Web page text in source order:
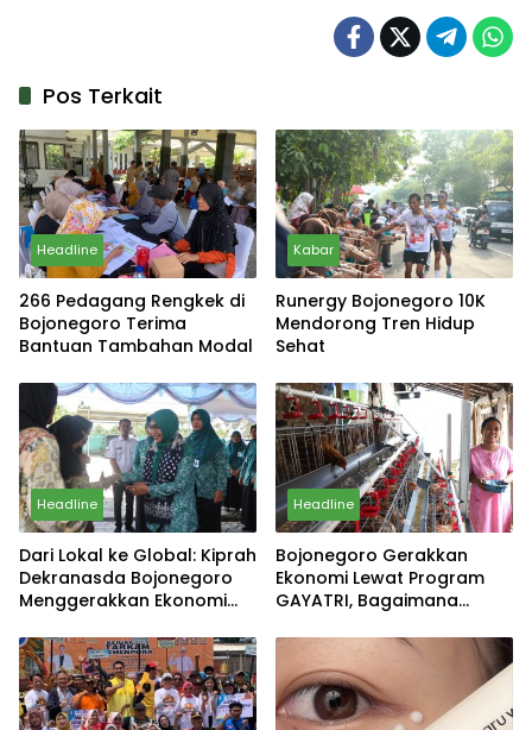
Pos Terkait
Headline
266 Pedagang Rengkek di
Bojonegoro Terima
Bantuan Tambahan Modal
Kabar
Runergy Bojonegoro 10K
Mendorong Tren Hidup
Sehat
Headline
Dari Lokal ke Global: Kiprah
Dekranasda Bojonegoro
Menggerakkan Ekonomi
Headline
Bojonegoro Gerakkan
Ekonomi Lewat Program
GAYATRI, Bagaimana